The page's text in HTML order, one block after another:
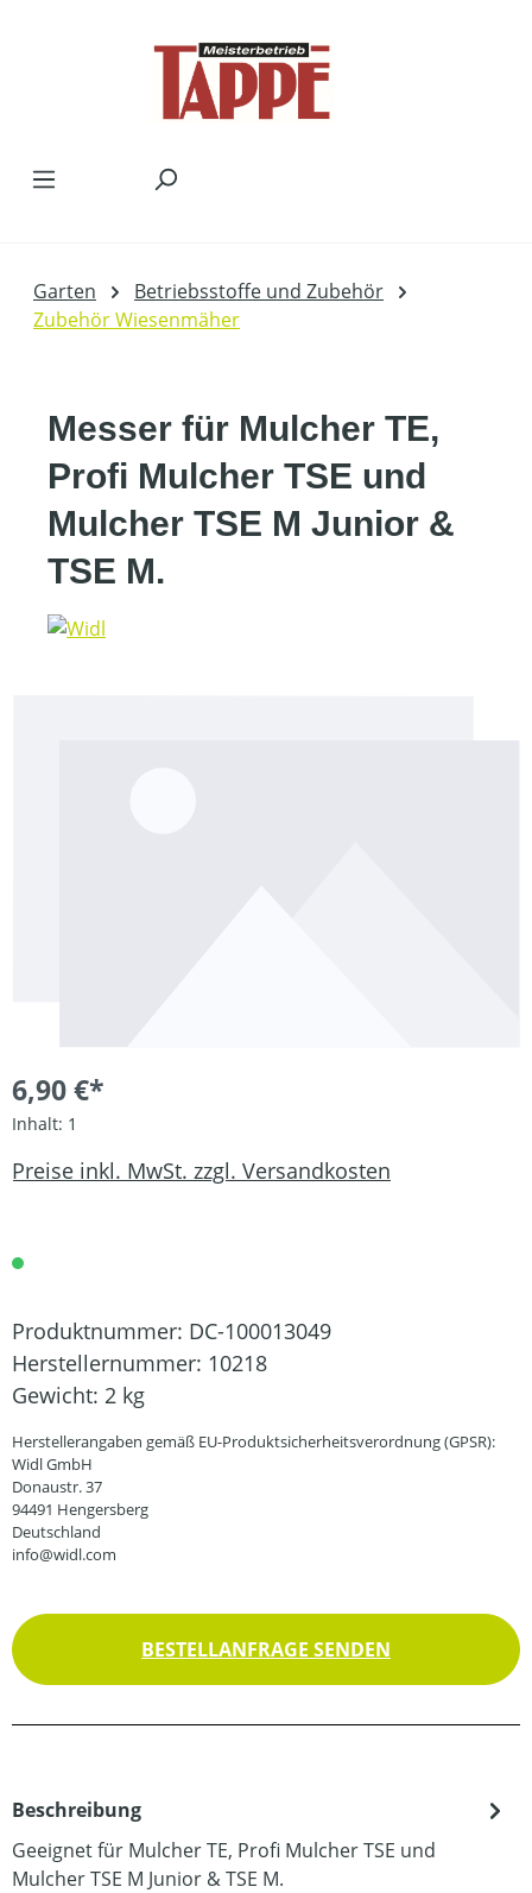
Garten
Betriebsstoffe und Zubehör
Zubehör Wiesenmäher
Messer für Mulcher TE,
Profi Mulcher TSE und
Mulcher TSE M Junior &
TSE M.
6,90 €*
Inhalt: 1
Preise inkl. MwSt. zzgl. Versandkosten
Produktnummer: DC-100013049
Herstellernummer: 10218
Gewicht: 2 kg
Herstellerangaben gemäß EU-Produktsicherheitsverordnung (GPSR):
Widl GmbH
Donaustr. 37
94491 Hengersberg
Deutschland
info@widl.com
BESTELLANFRAGE SENDEN
Beschreibung
Geeignet für Mulcher TE, Profi Mulcher TSE und
Mulcher TSE M Junior & TSE M.